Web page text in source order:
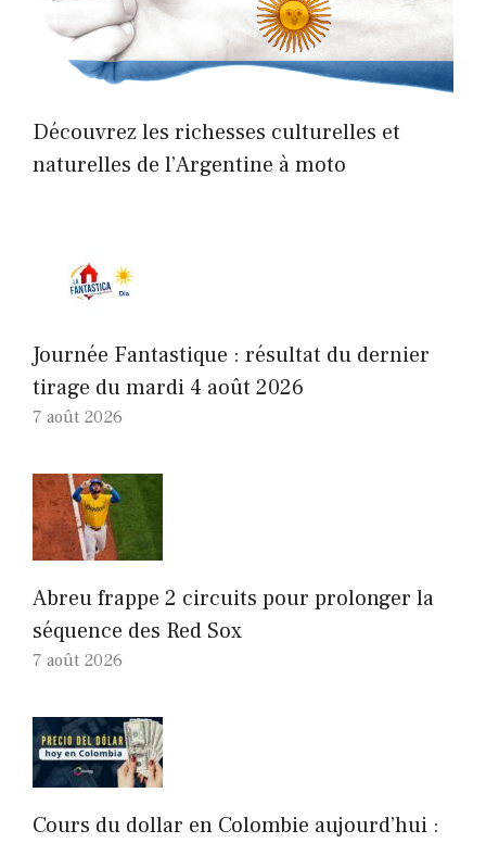
Découvrez les richesses culturelles et
naturelles de l’Argentine à moto
Journée Fantastique : résultat du dernier
tirage du mardi 4 août 2026
7 août 2026
Abreu frappe 2 circuits pour prolonger la
séquence des Red Sox
7 août 2026
Cours du dollar en Colombie aujourd’hui :